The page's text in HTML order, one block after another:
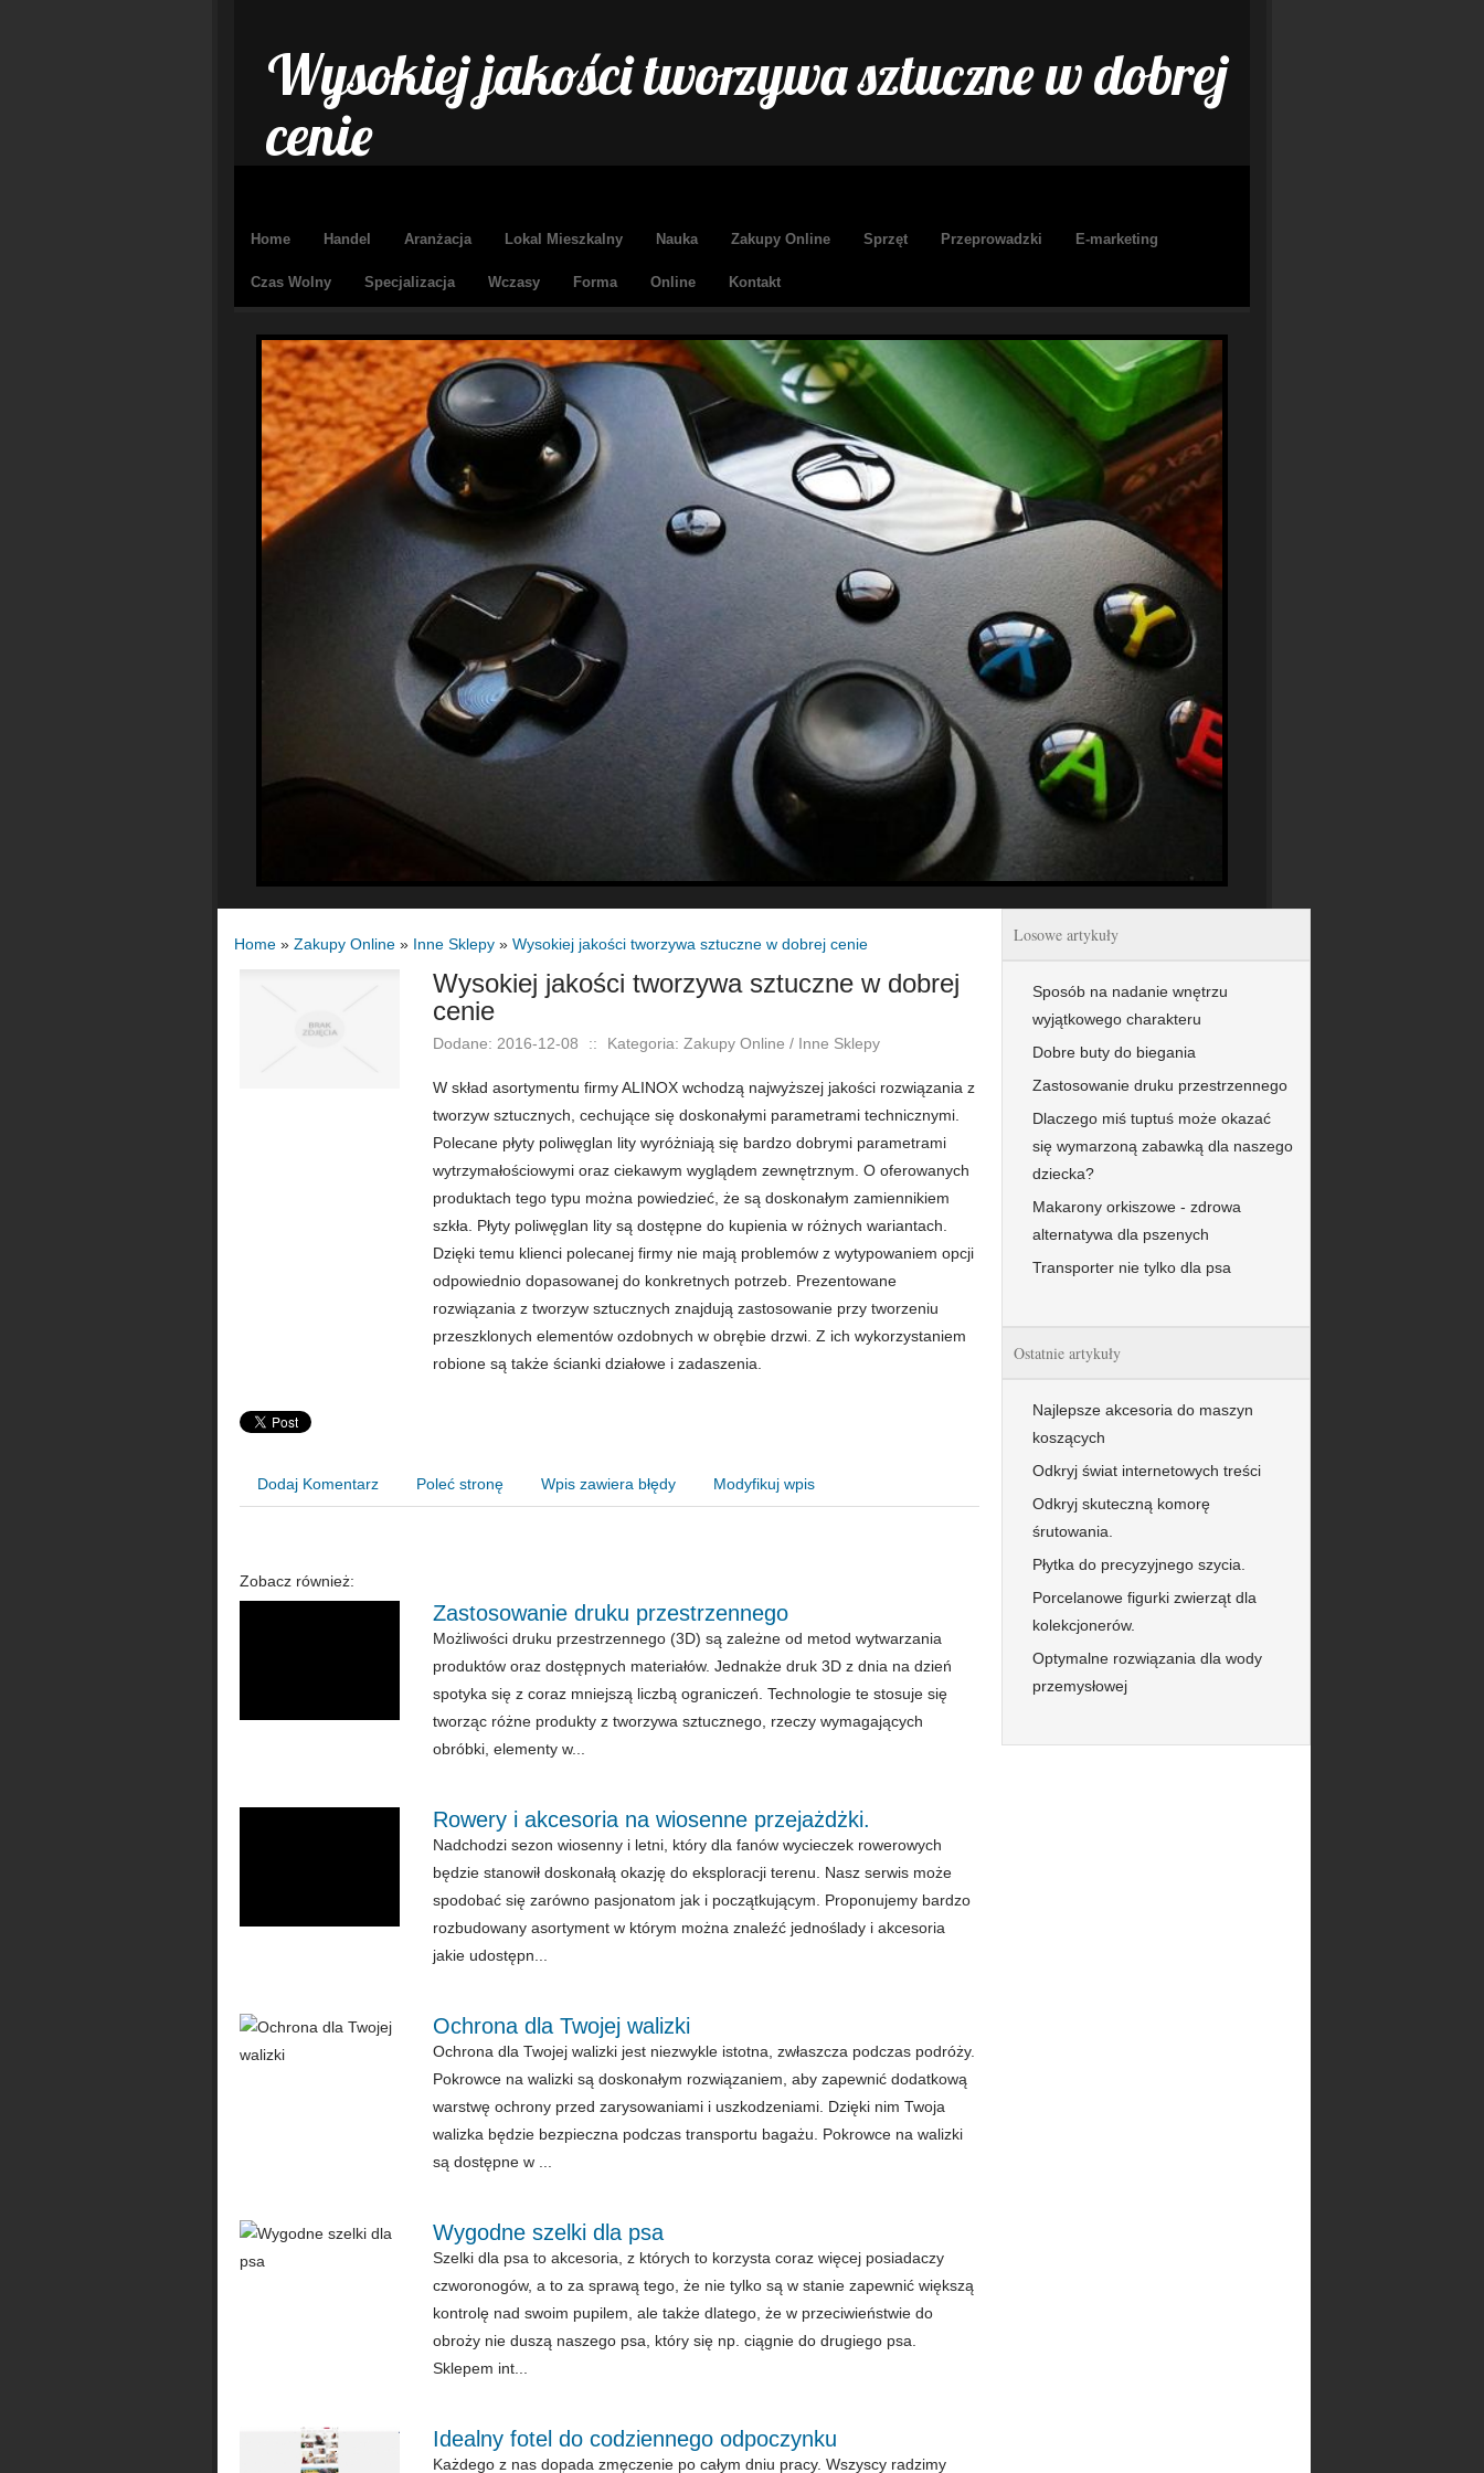
Wysokiej jakości tworzywa sztuczne w dobrej
cenie
Home Handel Aranżacja Lokal Mieszkalny Nauka Zakupy Online Sprzęt Przeprowadzki E-marketing
Czas Wolny Specjalizacja Wczasy Forma Online Kontakt
Home » Zakupy Online » Inne Sklepy » Wysokiej jakości tworzywa sztuczne w dobrej cenie
Wysokiej jakości tworzywa sztuczne w dobrej
cenie
Dodane: 2016-12-08 :: Kategoria: Zakupy Online / Inne Sklepy
W skład asortymentu firmy ALINOX wchodzą najwyższej jakości rozwiązania z
tworzyw sztucznych, cechujące się doskonałymi parametrami technicznymi.
Polecane płyty poliwęglan lity wyróżniają się bardzo dobrymi parametrami
wytrzymałościowymi oraz ciekawym wyglądem zewnętrznym. O oferowanych
produktach tego typu można powiedzieć, że są doskonałym zamiennikiem
szkła. Płyty poliwęglan lity są dostępne do kupienia w różnych wariantach.
Dzięki temu klienci polecanej firmy nie mają problemów z wytypowaniem opcji
odpowiednio dopasowanej do konkretnych potrzeb. Prezentowane
rozwiązania z tworzyw sztucznych znajdują zastosowanie przy tworzeniu
przeszklonych elementów ozdobnych w obrębie drzwi. Z ich wykorzystaniem
robione są także ścianki działowe i zadaszenia.
Dodaj Komentarz Poleć stronę Wpis zawiera błędy Modyfikuj wpis
Zobacz również:
Zastosowanie druku przestrzennego
Możliwości druku przestrzennego (3D) są zależne od metod wytwarzania
produktów oraz dostępnych materiałów. Jednakże druk 3D z dnia na dzień
spotyka się z coraz mniejszą liczbą ograniczeń. Technologie te stosuje się
tworząc różne produkty z tworzywa sztucznego, rzeczy wymagających
obróbki, elementy w...
Rowery i akcesoria na wiosenne przejażdżki.
Nadchodzi sezon wiosenny i letni, który dla fanów wycieczek rowerowych
będzie stanowił doskonałą okazję do eksploracji terenu. Nasz serwis może
spodobać się zarówno pasjonatom jak i początkującym. Proponujemy bardzo
rozbudowany asortyment w którym można znaleźć jednoślady i akcesoria
jakie udostępn...
Ochrona dla Twojej walizki
Ochrona dla Twojej walizki jest niezwykle istotna, zwłaszcza podczas podróży.
Pokrowce na walizki są doskonałym rozwiązaniem, aby zapewnić dodatkową
warstwę ochrony przed zarysowaniami i uszkodzeniami. Dzięki nim Twoja
walizka będzie bezpieczna podczas transportu bagażu. Pokrowce na walizki
są dostępne w ...
Wygodne szelki dla psa
Szelki dla psa to akcesoria, z których to korzysta coraz więcej posiadaczy
czworonogów, a to za sprawą tego, że nie tylko są w stanie zapewnić większą
kontrolę nad swoim pupilem, ale także dlatego, że w przeciwieństwie do
obroży nie duszą naszego psa, który się np. ciągnie do drugiego psa.
Sklepem int...
Idealny fotel do codziennego odpoczynku
Każdego z nas dopada zmęczenie po całym dniu pracy. Wszyscy radzimy
Losowe artykuły
Sposób na nadanie wnętrzu
wyjątkowego charakteru
Dobre buty do biegania
Zastosowanie druku przestrzennego
Dlaczego miś tuptuś może okazać
się wymarzoną zabawką dla naszego
dziecka?
Makarony orkiszowe - zdrowa
alternatywa dla pszenych
Transporter nie tylko dla psa
Ostatnie artykuły
Najlepsze akcesoria do maszyn
koszących
Odkryj świat internetowych treści
Odkryj skuteczną komorę
śrutowania.
Płytka do precyzyjnego szycia.
Porcelanowe figurki zwierząt dla
kolekcjonerów.
Optymalne rozwiązania dla wody
przemysłowej